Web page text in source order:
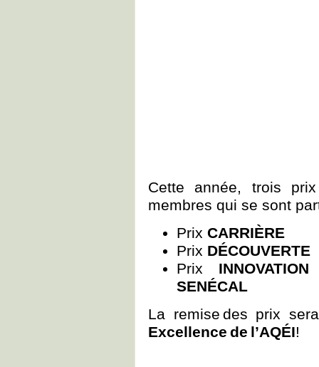
Cette année, trois
membres qui se sont
Prix CARRIÈRE
Prix DÉCOUVERTE
Prix
SENÉCAL
La remise des prix
Excellence de l’AQÉI!